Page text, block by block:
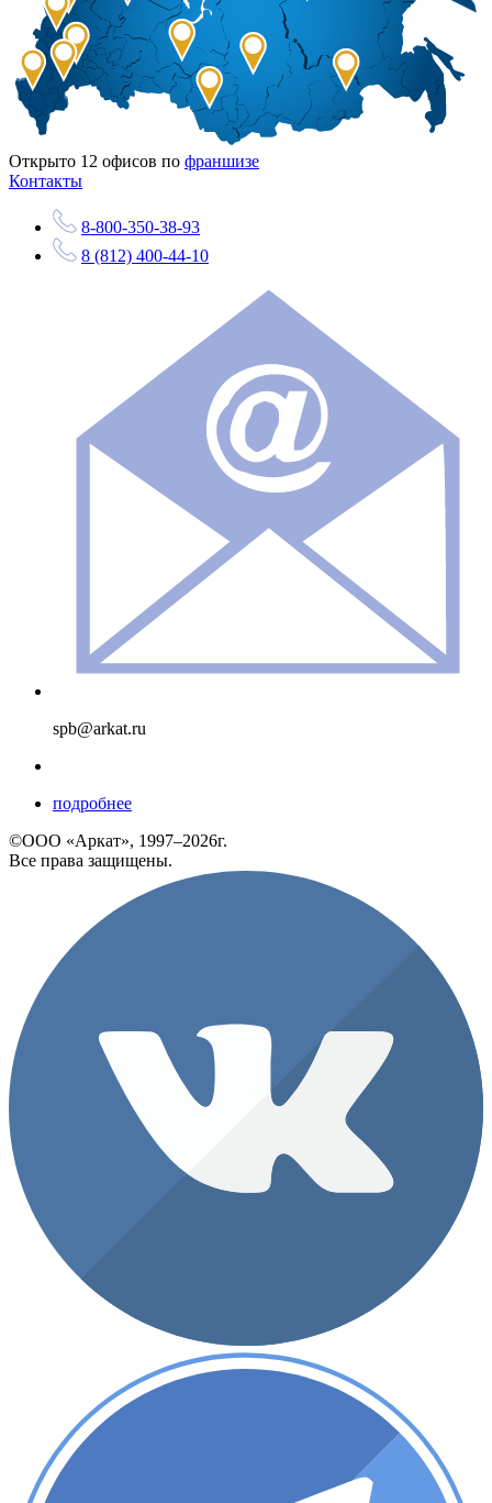
Открыто 12 офисов по франшизе
Контакты
8-800-350-38-93
8 (812) 400-44-10
spb@arkat.ru
подробнее
©ООО «Аркат», 1997–2026г.
Все права защищены.